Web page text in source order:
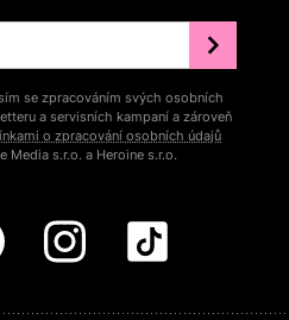
se zpracováním svých osobních
a servisních kampaní a zároveň
o zpracování osobních údajů
Media s.r.o. a Heroine s.r.o.